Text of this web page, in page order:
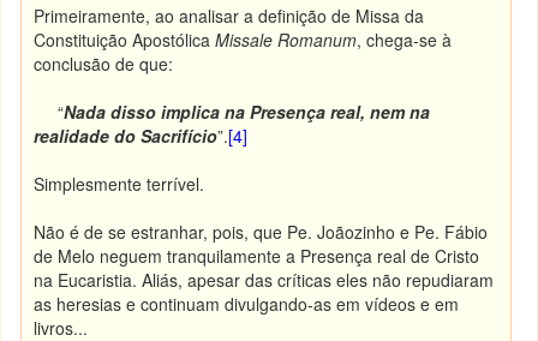
Primeiramente, ao analisar a definição de Missa da
Constituição ApostólicaMissale Romanum, chega-se à
conclusão de que:
“Nada disso implica na Presença real, nem na
realidade do Sacrifício”.[4]
Simplesmente terrível.
Não é de se estranhar, pois, que Pe. Joãozinho e Pe. Fábio
de Melo neguem tranquilamente a Presença real de Cristo
na Eucaristia. Aliás, apesar das críticas eles não repudiaram
as heresias e continuam divulgando-as em vídeos e em
livros...